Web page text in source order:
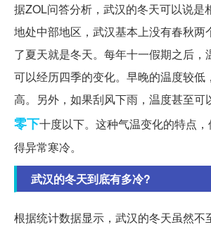
据ZOL问答分析，武汉的冬天可以说是
地处中部地区，武汉基本上没有春秋两
了夏天就是冬天。每年十一假期之后，
可以经历四季的变化。早晚的温度较低
高。另外，如果刮风下雨，温度甚至可
零下十度以下。这种气温变化的特点
得异常寒冷。
武汉的冬天到底有多冷?
根据统计数据显示，武汉的冬天虽然不